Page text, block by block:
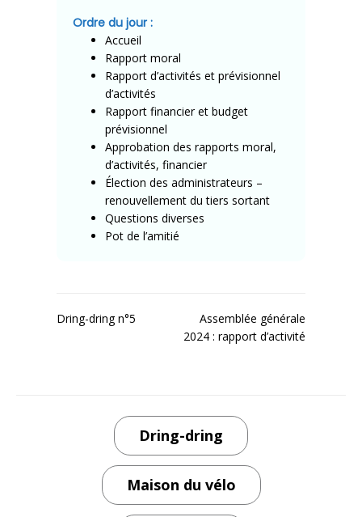
Ordre du jour :
Accueil
Rapport moral
Rapport d’activités et prévisionnel
d’activités
Rapport financier et budget
prévisionnel
Approbation des rapports moral,
d’activités, financier
Élection des administrateurs –
renouvellement du tiers sortant
Questions diverses
Pot de l’amitié
Navigation
Dring-dring n°5
Assemblée générale
2024 : rapport d’activité
Dring-dring
Maison du vélo